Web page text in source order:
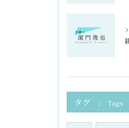
タグ Tags